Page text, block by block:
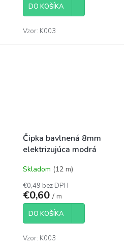
DO KOŠÍKA
Vzor: K003
Čipka bavlnená 8mm
elektrizujúca modrá
Skladom (12 m)
€0,49 bez DPH
€0,60 / m
DO KOŠÍKA
Vzor: K003